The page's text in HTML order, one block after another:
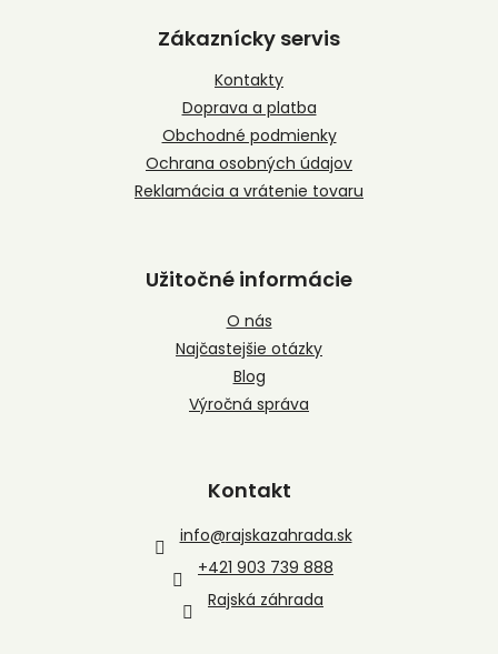
Zákaznícky servis
Kontakty
Doprava a platba
Obchodné podmienky
Ochrana osobných údajov
Reklamácia a vrátenie tovaru
Užitočné informácie
O nás
Najčastejšie otázky
Blog
Výročná správa
Kontakt
info@rajskazahrada.sk
+421 903 739 888
Rajská záhrada